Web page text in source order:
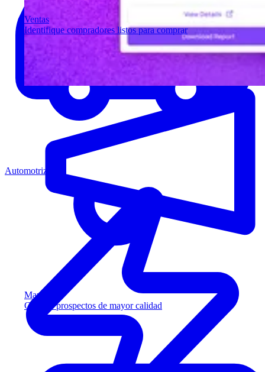
Ventas
Identifique compradores listos para comprar
Marketing
Capture prospectos de mayor calidad
Automotriz